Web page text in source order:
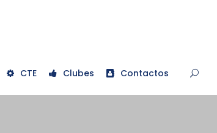
CTE Clubes Contactos